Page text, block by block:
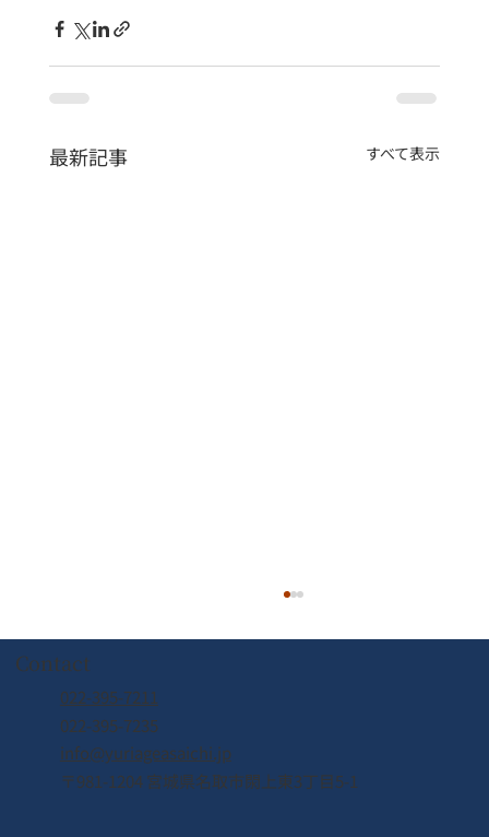
最新記事 すべて表示
Contact
022-395-7211
022-395-7235
info@yuriageasaichi.jp
〒981-1204 宮城県名取市閖上東3丁目5-1